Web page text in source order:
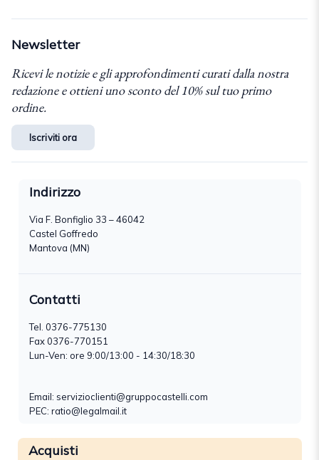
Newsletter
Ricevi le notizie e gli approfondimenti curati dalla nostra
redazione e ottieni uno sconto del 10% sul tuo primo
ordine.
Iscriviti ora
Indirizzo
Via F. Bonfiglio 33 – 46042
Castel Goffredo
Mantova (MN)
Contatti
Tel. 0376-775130
Fax 0376-770151
Lun-Ven: ore 9:00/13:00 - 14:30/18:30
Email: servizioclienti@gruppocastelli.com
PEC: ratio@legalmail.it
Acquisti